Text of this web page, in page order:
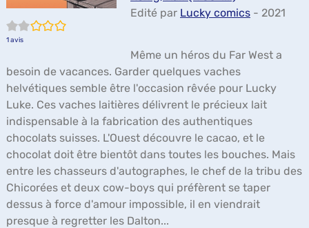
2/5
1 avis
Edité par Lucky comics - 2021
Même un héros du Far West a
besoin de vacances. Garder quelques vaches
helvétiques semble être l'occasion rêvée pour Lucky
Luke. Ces vaches laitières délivrent le précieux lait
indispensable à la fabrication des authentiques
chocolats suisses. L'Ouest découvre le cacao, et le
chocolat doit être bientôt dans toutes les bouches. Mais
entre les chasseurs d'autographes, le chef de la tribu des
Chicorées et deux cow-boys qui préfèrent se taper
dessus à force d'amour impossible, il en viendrait
presque à regretter les Dalton...